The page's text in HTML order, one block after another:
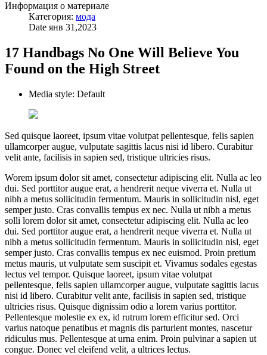
Информация о материале
Категория: мода
Date янв 31,2023
17 Handbags No One Will Believe You
Found on the High Street
Media style: Default
Sed quisque laoreet, ipsum vitae volutpat pellentesque, felis sapien
ullamcorper augue, vulputate sagittis lacus nisi id libero. Curabitur
velit ante, facilisis in sapien sed, tristique ultricies risus.
Worem ipsum dolor sit amet, consectetur adipiscing elit. Nulla ac leo
dui. Sed porttitor augue erat, a hendrerit neque viverra et. Nulla ut
nibh a metus sollicitudin fermentum. Mauris in sollicitudin nisl, eget
semper justo. Cras convallis tempus ex nec. Nulla ut nibh a metus
solli lorem dolor sit amet, consectetur adipiscing elit. Nulla ac leo
dui. Sed porttitor augue erat, a hendrerit neque viverra et. Nulla ut
nibh a metus sollicitudin fermentum. Mauris in sollicitudin nisl, eget
semper justo. Cras convallis tempus ex nec euismod. Proin pretium
metus mauris, ut vulputate sem suscipit et. Vivamus sodales egestas
lectus vel tempor. Quisque laoreet, ipsum vitae volutpat
pellentesque, felis sapien ullamcorper augue, vulputate sagittis lacus
nisi id libero. Curabitur velit ante, facilisis in sapien sed, tristique
ultricies risus. Quisque dignissim odio a lorem varius porttitor.
Pellentesque molestie ex ex, id rutrum lorem efficitur sed. Orci
varius natoque penatibus et magnis dis parturient montes, nascetur
ridiculus mus. Pellentesque at urna enim. Proin pulvinar a sapien ut
congue. Donec vel eleifend velit, a ultrices lectus.